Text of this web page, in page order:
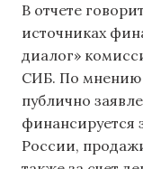
В отчете
источниках
диалог»
СИБ. По мнению
публично
финансируется
России,